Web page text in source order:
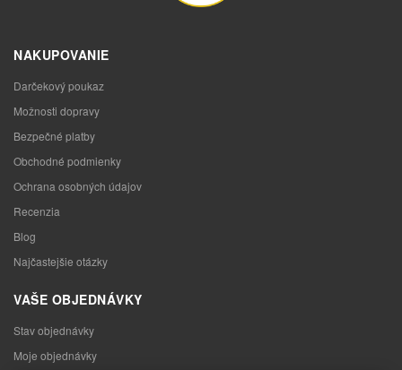
NAKUPOVANIE
Darčekový poukaz
Možnosti dopravy
Bezpečné platby
Obchodné podmienky
Ochrana osobných údajov
Recenzia
Blog
Najčastejšie otázky
VAŠE OBJEDNÁVKY
Stav objednávky
Moje objednávky